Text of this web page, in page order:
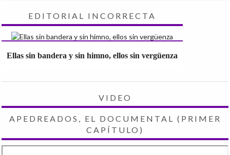
EDITORIAL INCORRECTA
Ellas sin bandera y sin himno, ellos sin vergüenza
VIDEO
APEDREADOS, EL DOCUMENTAL (PRIMER
CAPÍTULO)